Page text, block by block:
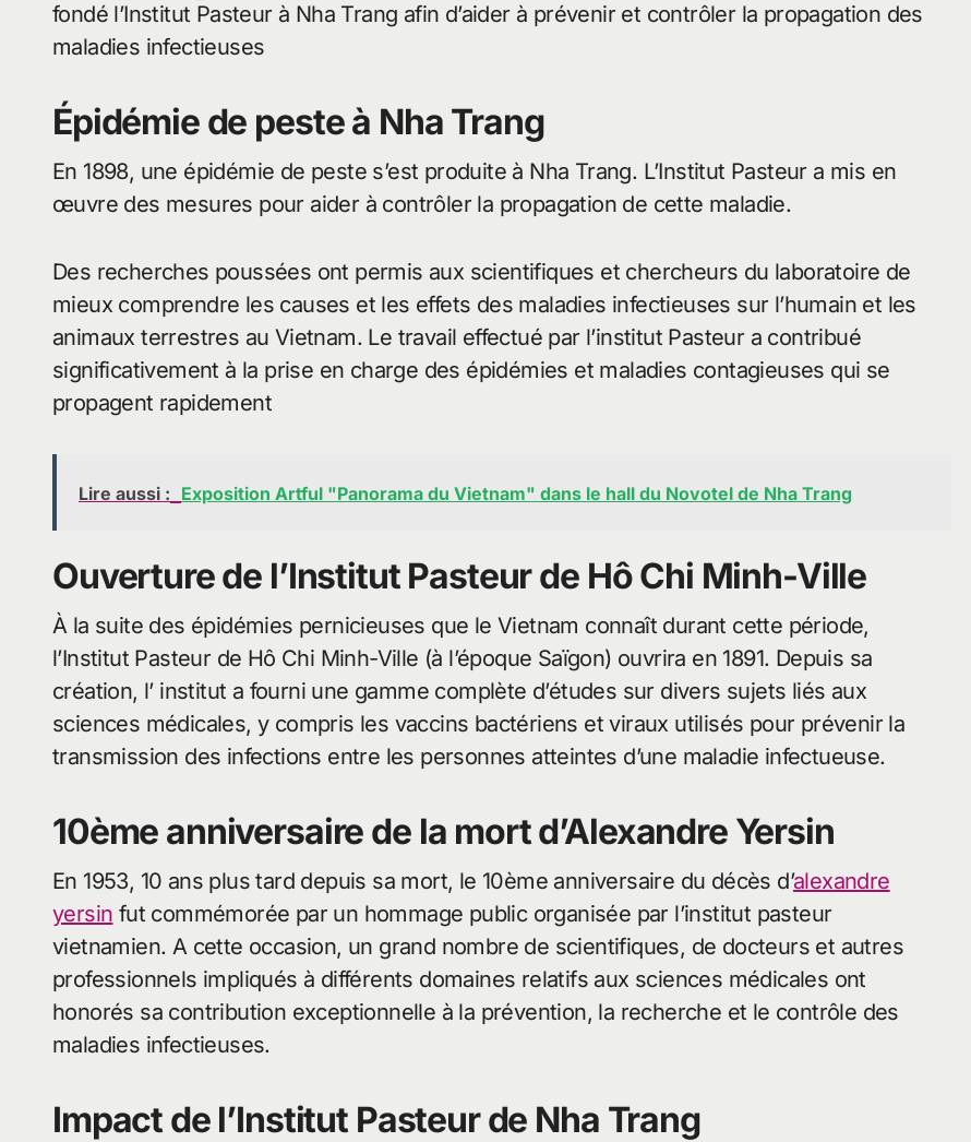
fondé l’Institut Pasteur à Nha Trang afin d’aider à prévenir et contrôler la propagation des
maladies infectieuses
Épidémie de peste à Nha Trang
En 1898, une épidémie de peste s’est produite à Nha Trang. L’Institut Pasteur a mis en
œuvre des mesures pour aider à contrôler la propagation de cette maladie.
Des recherches poussées ont permis aux scientifiques et chercheurs du laboratoire de
mieux comprendre les causes et les effets des maladies infectieuses sur l’humain et les
animaux terrestres au Vietnam. Le travail effectué par l’institut Pasteur a contribué
significativement à la prise en charge des épidémies et maladies contagieuses qui se
propagent rapidement
Lire aussi : Exposition Artful "Panorama du Vietnam" dans le hall du Novotel de Nha Trang
Ouverture de l’Institut Pasteur de Hô Chi Minh-Ville
À la suite des épidémies pernicieuses que le Vietnam connaît durant cette période,
l’Institut Pasteur de Hô Chi Minh-Ville (à l’époque Saïgon) ouvrira en 1891. Depuis sa
création, l’ institut a fourni une gamme complète d’études sur divers sujets liés aux
sciences médicales, y compris les vaccins bactériens et viraux utilisés pour prévenir la
transmission des infections entre les personnes atteintes d’une maladie infectueuse.
10ème anniversaire de la mort d’Alexandre Yersin
En 1953, 10 ans plus tard depuis sa mort, le 10ème anniversaire du décès d’alexandre
yersin fut commémorée par un hommage public organisée par l’institut pasteur
vietnamien. A cette occasion, un grand nombre de scientifiques, de docteurs et autres
professionnels impliqués à différents domaines relatifs aux sciences médicales ont
honorés sa contribution exceptionnelle à la prévention, la recherche et le contrôle des
maladies infectieuses.
Impact de l’Institut Pasteur de Nha Trang